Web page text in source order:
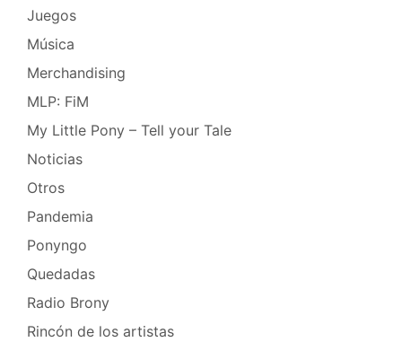
Juegos
Música
Merchandising
MLP: FiM
My Little Pony – Tell your Tale
Noticias
Otros
Pandemia
Ponyngo
Quedadas
Radio Brony
Rincón de los artistas